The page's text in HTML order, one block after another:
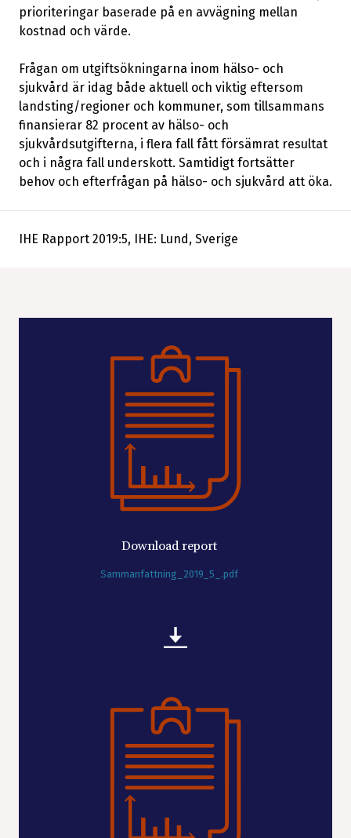
prioriteringar baserade på en avvägning mellan
kostnad och värde.
Frågan om utgiftsökningarna inom hälso- och
sjukvård är idag både aktuell och viktig eftersom
landsting/regioner och kommuner, som tillsammans
finansierar 82 procent av hälso- och
sjukvårdsutgifterna, i flera fall fått försämrat resultat
och i några fall underskott. Samtidigt fortsätter
behov och efterfrågan på hälso- och sjukvård att öka.
IHE Rapport 2019:5, IHE: Lund, Sverige
Download report
Sammanfattning_2019_5_.pdf